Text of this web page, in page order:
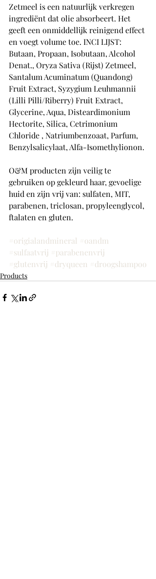
Zetmeel is een natuurlijk verkregen
ingrediënt dat olie absorbeert. Het
geeft een onmiddellijk reinigend effect
en voegt volume toe. INCI LIJST:
Butaan, Propaan, Isobutaan, Alcohol
Denat., Oryza Sativa (Rijst) Zetmeel,
Santalum Acuminatum (Quandong)
Fruit Extract, Syzygium Leuhmannii
(Lilli Pilli/Riberry) Fruit Extract,
Glycerine, Aqua, Disteardimonium
Hectorite, Silica, Cetrimonium
Chloride , Natriumbenzoaat, Parfum,
Benzylsalicylaat, Alfa-Isomethylionon.
O&M producten zijn veilig te
gebruiken op gekleurd haar, gevoelige
huid en zijn vrij van: sulfaten, MIT,
parabenen, triclosan, propyleenglycol,
ftalaten en gluten.
#origialandmineral
#oandm
#sulfaatvrij
#parabenenvrij
#glutenvrij
#dryqueen #droogshampoo
Products